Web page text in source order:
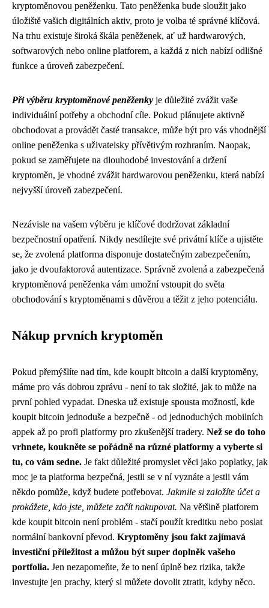
kryptoměnovou peněženku. Tato peněženka bude sloužit jako
úložiště vašich digitálních aktiv, proto je volba té správné klíčová.
Na trhu existuje široká škála peněženek, ať už hardwarových,
softwarových nebo online platforem, a každá z nich nabízí odlišné
funkce a úroveň zabezpečení.
Při výběru kryptoměnové peněženky je důležité zvážit vaše
individuální potřeby a obchodní cíle. Pokud plánujete aktivně
obchodovat a provádět časté transakce, může být pro vás vhodnější
online peněženka s uživatelsky přívětivým rozhraním. Naopak,
pokud se zaměřujete na dlouhodobé investování a držení
kryptoměn, je vhodné zvážit hardwarovou peněženku, která nabízí
nejvyšší úroveň zabezpečení.
Nezávisle na vašem výběru je klíčové dodržovat základní
bezpečnostní opatření. Nikdy nesdílejte své privátní klíče a ujistěte
se, že zvolená platforma disponuje dostatečným zabezpečením,
jako je dvoufaktorová autentizace. Správně zvolená a zabezpečená
kryptoměnová peněženka vám umožní vstoupit do světa
obchodování s kryptoměnami s důvěrou a těžit z jeho potenciálu.
Nákup prvních kryptoměn
Pokud přemýšlíte nad tím, kde koupit bitcoin a další kryptoměny,
máme pro vás dobrou zprávu - není to tak složité, jak to může na
první pohled vypadat. Dneska už existuje spousta možností, kde
koupit bitcoin jednoduše a bezpečně - od jednoduchých mobilních
appek až po profi platformy pro zkušenější tradery. Než se do toho
vrhnete, koukněte se pořádně na různé platformy a vyberte si
tu, co vám sedne. Je fakt důležité promyslet věci jako poplatky, jak
moc je ta platforma bezpečná, jestli se v ní vyznáte a jestli vám
někdo pomůže, když budete potřebovat. Jakmile si založíte účet a
prokážete, kdo jste, můžete začít nakupovat. Na většině platforem
kde koupit bitcoin není problém - stačí použít kreditku nebo poslat
normální bankovní převod. Kryptoměny jsou fakt zajímavá
investiční příležitost a můžou být super doplněk vašeho
portfolia. Jen nezapomeňte, že to není úplně bez rizika, takže
investujte jen prachy, který si můžete dovolit ztratit, kdyby něco.